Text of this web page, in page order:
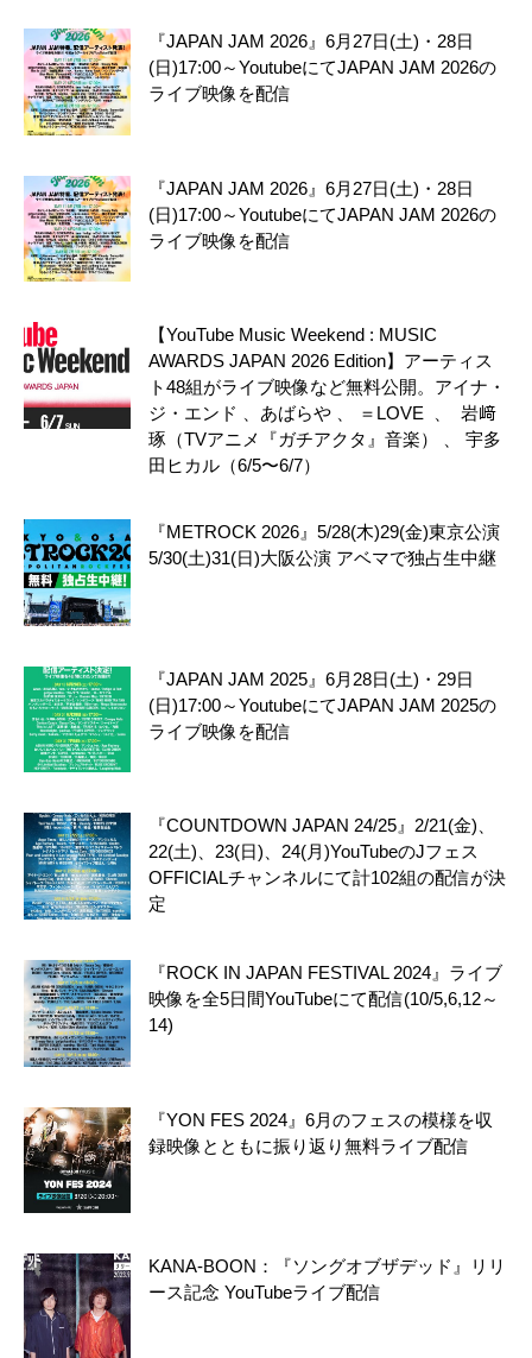
『JAPAN JAM 2026』6月27日(土)・28日
(日)17:00～YoutubeにてJAPAN JAM 2026の
ライブ映像を配信
『JAPAN JAM 2026』6月27日(土)・28日
(日)17:00～YoutubeにてJAPAN JAM 2026の
ライブ映像を配信
【YouTube Music Weekend : MUSIC
AWARDS JAPAN 2026 Edition】アーティス
ト48組がライブ映像など無料公開。アイナ・
ジ・エンド 、あばらや 、 ＝LOVE 、 岩﨑
琢（TVアニメ『ガチアクタ』音楽） 、 宇多
田ヒカル（6/5〜6/7）
『METROCK 2026』5/28(木)29(金)東京公演
5/30(土)31(日)大阪公演 アベマで独占生中継
『JAPAN JAM 2025』6月28日(土)・29日
(日)17:00～YoutubeにてJAPAN JAM 2025の
ライブ映像を配信
『COUNTDOWN JAPAN 24/25』2/21(金)、
22(土)、23(日)、24(月)YouTubeのJフェス
OFFICIALチャンネルにて計102組の配信が決
定
『ROCK IN JAPAN FESTIVAL 2024』ライブ
映像を全5日間YouTubeにて配信(10/5,6,12～
14)
『YON FES 2024』6月のフェスの模様を収
録映像とともに振り返り無料ライブ配信
KANA-BOON：『ソングオブザデッド』リリ
ース記念 YouTubeライブ配信